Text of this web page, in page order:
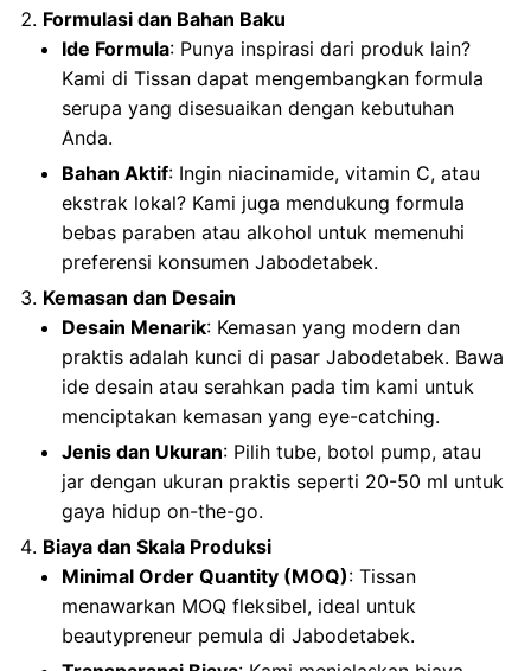
Formulasi dan Bahan Baku
Ide Formula: Punya inspirasi dari produk lain?
Kami di Tissan dapat mengembangkan formula
serupa yang disesuaikan dengan kebutuhan
Anda.
Bahan Aktif: Ingin niacinamide, vitamin C, atau
ekstrak lokal? Kami juga mendukung formula
bebas paraben atau alkohol untuk memenuhi
preferensi konsumen Jabodetabek.
Kemasan dan Desain
Desain Menarik: Kemasan yang modern dan
praktis adalah kunci di pasar Jabodetabek. Bawa
ide desain atau serahkan pada tim kami untuk
menciptakan kemasan yang eye-catching.
Jenis dan Ukuran: Pilih tube, botol pump, atau
jar dengan ukuran praktis seperti 20-50 ml untuk
gaya hidup on-the-go.
Biaya dan Skala Produksi
Minimal Order Quantity (MOQ): Tissan
menawarkan MOQ fleksibel, ideal untuk
beautypreneur pemula di Jabodetabek.